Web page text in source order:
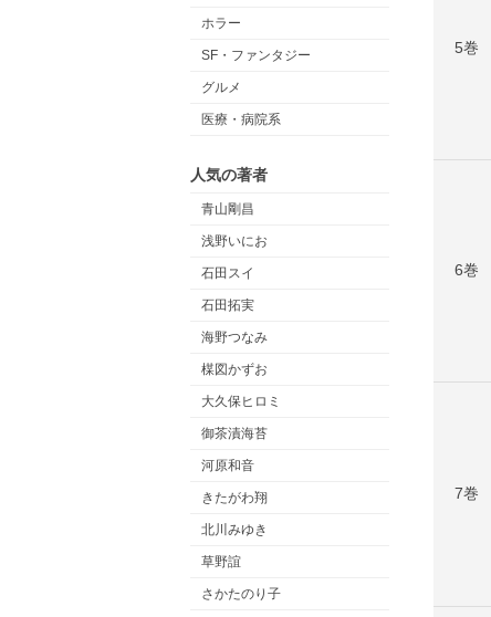
ホラー
SF・ファンタジー
グルメ
医療・病院系
人気の著者
青山剛昌
浅野いにお
石田スイ
石田拓実
海野つなみ
楳図かずお
大久保ヒロミ
御茶漬海苔
河原和音
きたがわ翔
北川みゆき
草野誼
さかたのり子
5巻
6巻
7巻